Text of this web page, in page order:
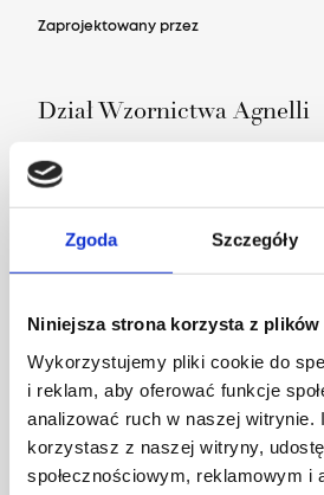
Zgoda Szczegóły
Niniejsza strona korzysta z plików
Wykorzystujemy pliki cookie do
i reklam, aby oferować funkcje
analizować ruch w naszej witrynie.
korzystasz z naszej witryny,
społecznościowym, reklamowym i
Zaprojektowany przez
Dział Wzornictwa Agnelli